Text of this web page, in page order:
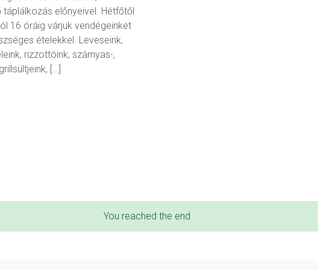
előnyeivel. Hétfőtől
16 óráig várjuk vendégeinket
ételekkel. Leveseink,
rizzottóink, szárnyas-,
[…]
You reached the end